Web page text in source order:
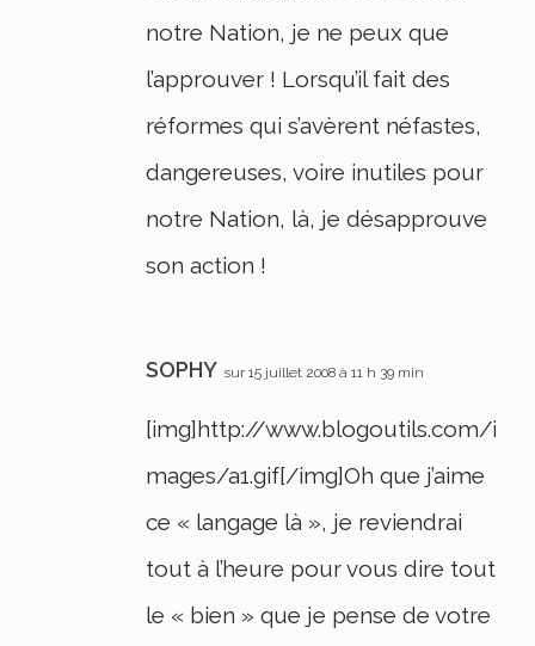
notre Nation, je ne peux que
l’approuver ! Lorsqu’il fait des
réformes qui s’avèrent néfastes,
dangereuses, voire inutiles pour
notre Nation, là, je désapprouve
son action !
SOPHY sur 15 juillet 2008 à 11 h 39 min
[img]http://www.blogoutils.com/i
mages/a1.gif[/img]Oh que j’aime
ce « langage là », je reviendrai
tout à l’heure pour vous dire tout
le « bien » que je pense de votre